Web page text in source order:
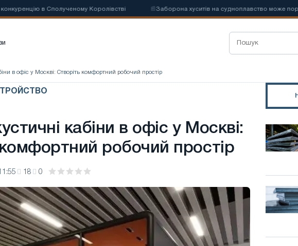
в Сполученому Королівстві Заборона хуситів на судноплавство може порушити
в офіс у Москві: Створіть комфортний робочий простір
кабіни в офіс у Москві:
робочий простір
18 0
Німецька
води